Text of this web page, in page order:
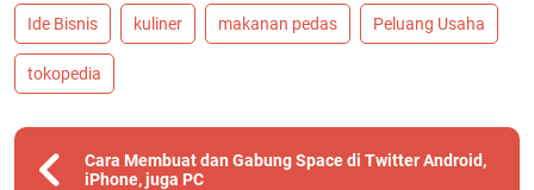
Ide Bisnis kuliner makanan pedas Peluang Usaha
tokopedia
Cara Membuat dan Gabung Space di Twitter Android,
iPhone, juga PC